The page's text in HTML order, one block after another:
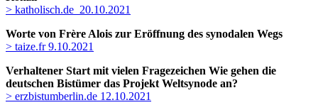
> katholisch.de 20.10.2021
Worte von Frère Alois zur Eröffnung des synodalen Wegs
> taize.fr 9.10.2021
Verhaltener Start mit vielen Fragezeichen Wie gehen die
deutschen Bistümer das Projekt Weltsynode an?
> erzbistumberlin.de 12.10.2021